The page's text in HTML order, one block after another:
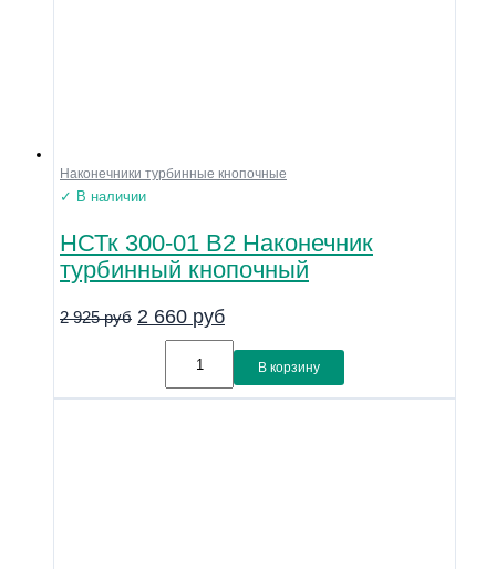
Наконечники турбинные кнопочные
✓ В наличии
НСТк 300-01 В2 Наконечник
турбинный кнопочный
2 925руб 2 660 руб
В корзину